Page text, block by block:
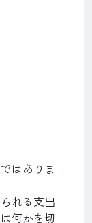
はありま
れる支出
何かを切